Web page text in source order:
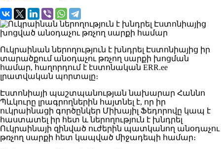
Ուկրաինան ներողություն է խնդրել Էստոնիայից իր
տարածքում անօդաչու թռչող սարքի խոցման
համար, հաղորդում է էստոնական ERR.ee
լրատվական պորտալը։
Էստոնիայի պաշտպանության նախարար Հաննո
Պևկուրը լրագրողներին հայտնել է, որ իր
ուկրաինացի գործընկեր Միխայիլ Ֆեդորովը կապ է
հաստատել իր հետ և ներողություն է խնդրել
Ուկրաինայի զինված ուժերին պատկանող անօդաչու
թռչող սարքի հետ կապված միջադեպի համար։